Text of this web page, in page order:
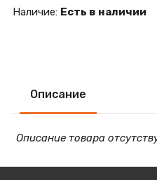
Наличие: Есть в наличии
Описание
Описание товара